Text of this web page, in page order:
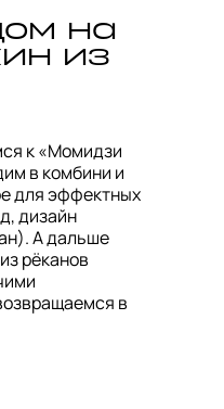
на
из
к «Момидзи
в комбини и
для эффектных
дизайн
А дальше
рёканов
в